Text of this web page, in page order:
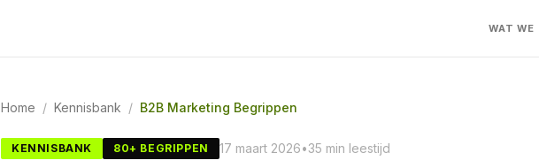
WAT WE
Home / Kennisbank / B2B Marketing Begrippen
KENNISBANK 80+ BEGRIPPEN 17 maart 2026•35 min leestijd